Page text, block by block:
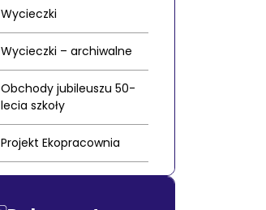
Wycieczki
Wycieczki – archiwalne
Obchody jubileuszu 50-
lecia szkoły
Projekt Ekopracownia